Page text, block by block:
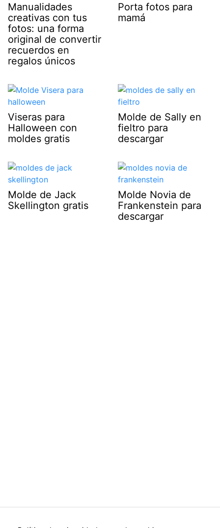
Manualidades
creativas con tus
fotos: una forma
original de convertir
recuerdos en
regalos únicos
Porta fotos para
mamá
Viseras para
Halloween con
moldes gratis
Molde de Sally en
fieltro para
descargar
Molde de Jack
Skellington gratis
Molde Novia de
Frankenstein para
descargar